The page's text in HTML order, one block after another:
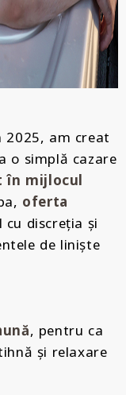
2025, am creat
o simplă cazare
în mijlocul
oferta
discreția și
de liniște
, pentru ca
și relaxare